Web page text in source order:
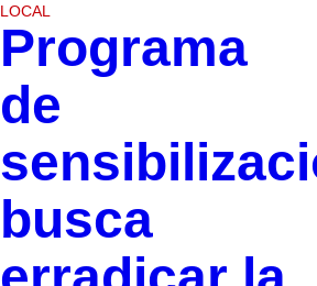
LOCAL
Programa
de
busca